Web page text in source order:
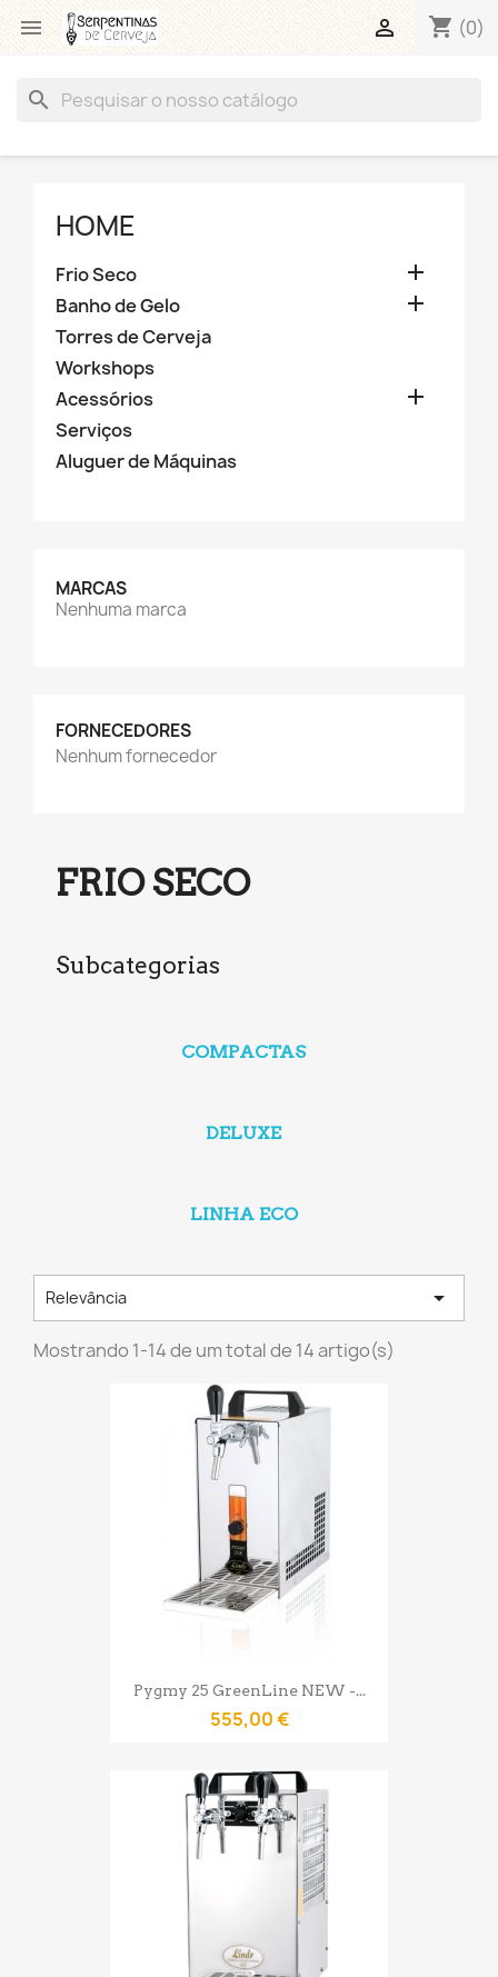
 shopping_cart (0)

search
HOME
Frio Seco 
Banho de Gelo 
Torres de Cerveja
Workshops
Acessórios

Serviços
Aluguer de Máquinas
MARCAS
Nenhuma marca
FORNECEDORES
Nenhum fornecedor
FRIO SECO
Subcategorias
COMPACTAS
DELUXE
LINHA ECO
Relevância 
Mostrando 1-14 de um total de 14 artigo(s)
Pygmy 25 GreenLine NEW -...
555,00 €